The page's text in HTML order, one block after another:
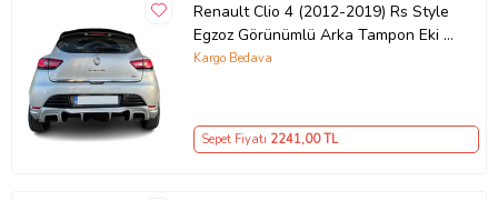
Renault Clio 4 (2012-2019) Rs Style
Egzoz Görünümlü Arka Tampon Eki -
Difüzör (Plastik)
Kargo Bedava
Sepet Fiyatı 2241,00 TL